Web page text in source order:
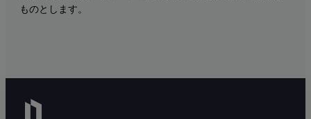
ものとします。